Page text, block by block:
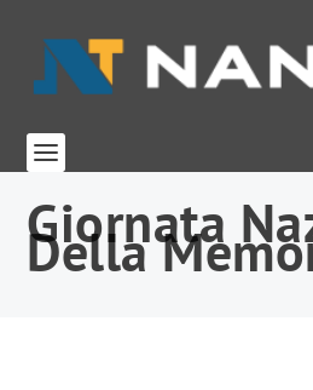
Giornata
Della